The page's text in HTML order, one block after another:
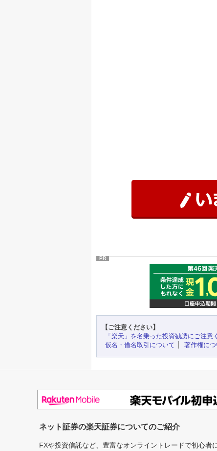
PR
【ご注意ください】
「楽天」を名乗った投資勧誘にご注意
仮名・借名取引について
著作権につ
ネット証券の楽天証券についてのご紹介
FXや投資信託など、豊富なオンライントレードで初心